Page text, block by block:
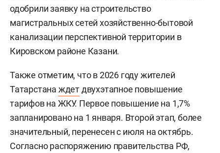
одобрили заявку на строительство
магистральных сетей хозяйственно-бытовой
канализации перспективной территории в
Кировском районе Казани.
Также отметим, что в 2026 году жителей
Татарстана ждетдвухэтапное повышение
тарифов на ЖКУ. Первое повышение на 1,7%
запланировано на 1 января. Второй этап, более
значительный, перенесен с июля на октябрь.
Согласно распоряжению правительства РФ,